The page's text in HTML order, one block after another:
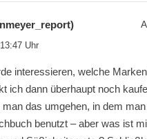
Uhr
interessieren, welche
ich dann überhaupt noch
das umgehen, in dem
benutzt – aber was ist